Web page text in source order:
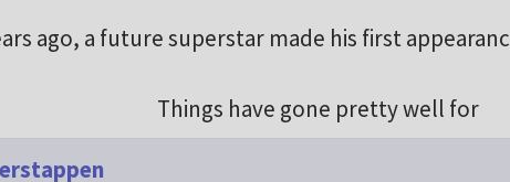
ago, a future superstar made his first
Things have gone pretty well for